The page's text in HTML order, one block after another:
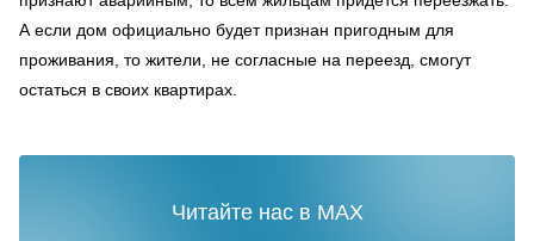
А если дом официально будет признан пригодным для
проживания, то жители, не согласные на переезд, смогут
остаться в своих квартирах.
Читайте нас в MAX